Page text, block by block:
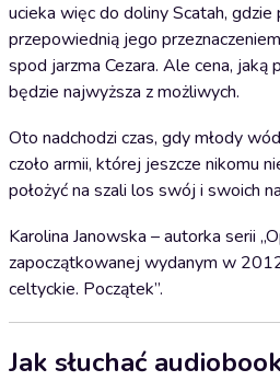
ucieka więc do doliny Scatah,
przepowiednią jego
spod jarzma Cezara. Ale cena, jaką
będzie najwyższa z możliwych.
Oto nadchodzi czas, gdy młody
czoło armii, której jeszcze nikomu
położyć na szali los swój i swoich
Karolina Janowska – autorka serii
zapoczątkowanej wydanym w
celtyckie. Początek”.
Jak słuchać